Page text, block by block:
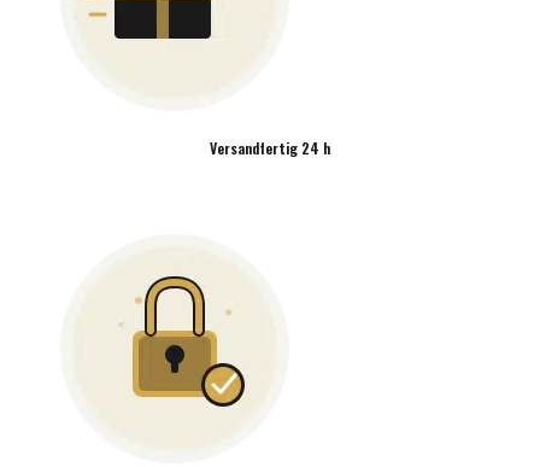
Versandfertig 24 h